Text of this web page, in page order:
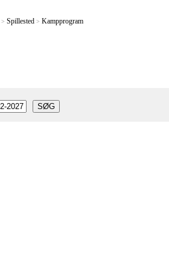
> Spillested > Kampprogram